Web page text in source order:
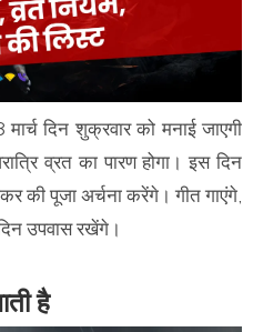
दिन शुक्रवार को मनाई जाएगी
व्रत का पारण होगा। इस दिन
की पूजा अर्चना करेंगे। गीत गाएंगे,
उपवास रखेंगे।
है